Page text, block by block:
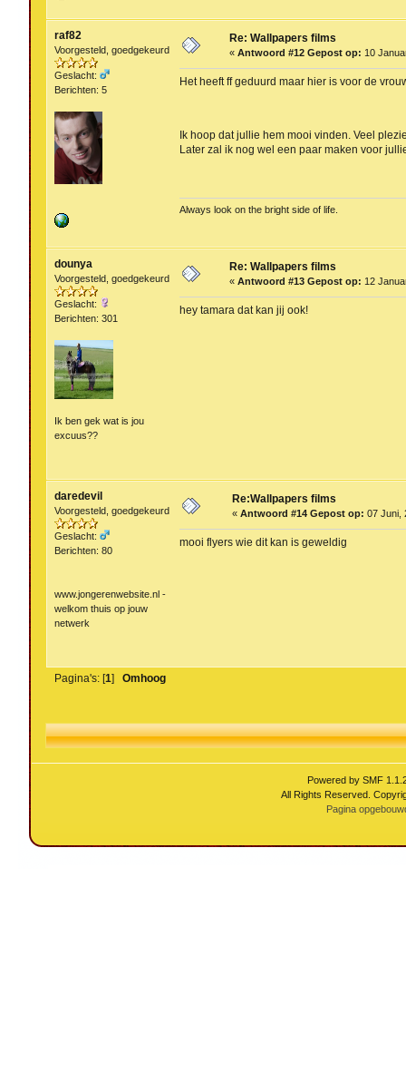
raf82
Voorgesteld, goedgekeurd
Geslacht:
Berichten: 5
Re: Wallpapers films
« Antwoord #12 Gepost op: 10
Het heeft ff geduurd maar hier is voor de
Ik hoop dat jullie hem mooi vinden. Veel
Later zal ik nog wel een paar maken voor
Always look on the bright side of life.
dounya
Voorgesteld, goedgekeurd
Geslacht:
Berichten: 301
Ik ben gek wat is jou
excuus??
Re: Wallpapers films
« Antwoord #13 Gepost op: 12
hey tamara dat kan jij ook!
daredevil
Voorgesteld, goedgekeurd
Geslacht:
Berichten: 80
www.jongerenwebsite.nl -
welkom thuis op jouw
netwerk
Re:Wallpapers films
« Antwoord #14 Gepost op: 07 Juni,
mooi flyers wie dit kan is geweldig
Pagina's: [1] Omhoog
Powered by SMF
All Rights Reserved.
Pagina